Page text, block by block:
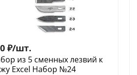
₽/шт.
из 5 сменных лезвий к
Excel Набор №24